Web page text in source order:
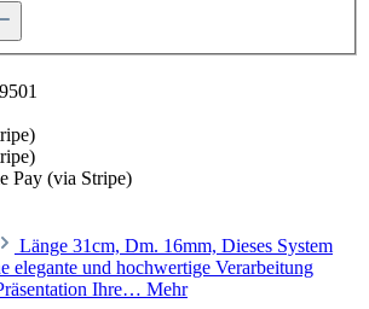
Länge 31cm, Dm. 16mm, Dieses System
elegante und hochwertige Verarbeitung
Ihre… Mehr